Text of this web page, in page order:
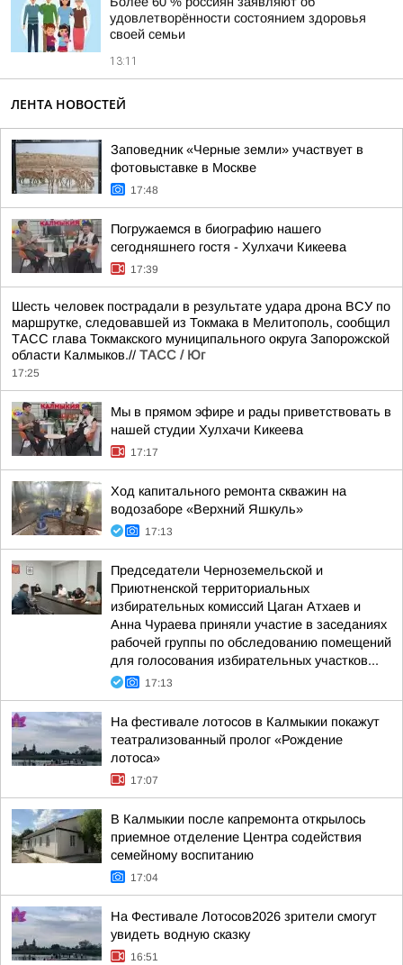
удовлетворённости состоянием здоровья
своей семьи
13:11
ЛЕНТА НОВОСТЕЙ
Заповедник «Черные земли» участвует в
фотовыставке в Москве
17:48
Погружаемся в биографию нашего
сегодняшнего гостя - Хулхачи Кикеева
17:39
Шесть человек пострадали в результате удара дрона ВСУ по
маршрутке, следовавшей из Токмака в Мелитополь, сообщил
ТАСС глава Токмакского муниципального округа Запорожской
области Калмыков.// ТАСС / Юг
17:25
Мы в прямом эфире и рады приветствовать в
нашей студии Хулхачи Кикеева
17:17
Ход капитального ремонта скважин на
водозаборе «Верхний Яшкуль»
17:13
Председатели Черноземельской и
Приютненской территориальных
избирательных комиссий Цаган Атхаев и
Анна Чураева приняли участие в заседаниях
рабочей группы по обследованию помещений
для голосования избирательных участков...
17:13
На фестивале лотосов в Калмыкии покажут
театрализованный пролог «Рождение
лотоса»
17:07
В Калмыкии после капремонта открылось
приемное отделение Центра содействия
семейному воспитанию
17:04
На Фестивале Лотосов2026 зрители смогут
увидеть водную сказку
16:51